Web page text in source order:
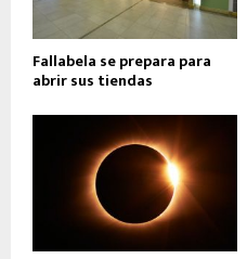
Fallabela se prepara para
abrir sus tiendas